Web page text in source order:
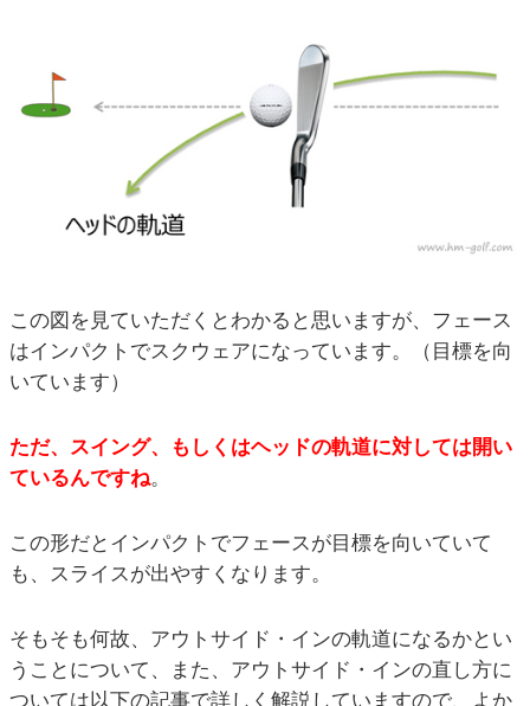
この図を見ていただくとわかると思いますが、フェース
はインパクトでスクウェアになっています。（目標を向
いています）
ただ、スイング、もしくはヘッドの軌道に対しては開い
ているんですね。
この形だとインパクトでフェースが目標を向いていて
も、スライスが出やすくなります。
そもそも何故、アウトサイド・インの軌道になるかとい
うことについて、また、アウトサイド・インの直し方に
ついては以下の記事で詳しく解説していますので、よか